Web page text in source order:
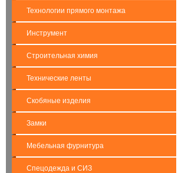
Технологии прямого монтажа
Инструмент
Строительная химия
Технические ленты
Скобяные изделия
Замки
Мебельная фурнитура
Спецодежда и СИЗ